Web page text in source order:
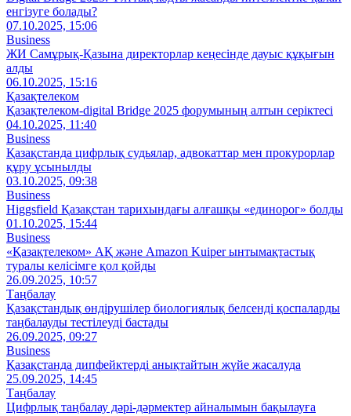
енгізуге болады?
07.10.2025, 15:06
Business
ЖИ Самұрық-Қазына директорлар кеңесінде дауыс құқығын
алды
06.10.2025, 15:16
Қазақтелеком
Қазақтелеком-digital Bridge 2025 форумының алтын серіктесі
04.10.2025, 11:40
Business
Қазақстанда цифрлық судьялар, адвокаттар мен прокурорлар
құру ұсынылды
03.10.2025, 09:38
Business
Higgsfield Қазақстан тарихындағы алғашқы «единорог» болды
01.10.2025, 15:44
Business
«Қазақтелеком» АҚ және Amazon Kuiper ынтымақтастық
туралы келісімге қол қойды
26.09.2025, 10:57
Таңбалау
Қазақстандық өндірушілер биологиялық белсенді қоспаларды
таңбалауды тестілеуді бастады
26.09.2025, 09:27
Business
Қазақстанда дипфейктерді анықтайтын жүйе жасалуда
25.09.2025, 14:45
Таңбалау
Цифрлық таңбалау дәрі-дәрмектер айналымын бақылауға